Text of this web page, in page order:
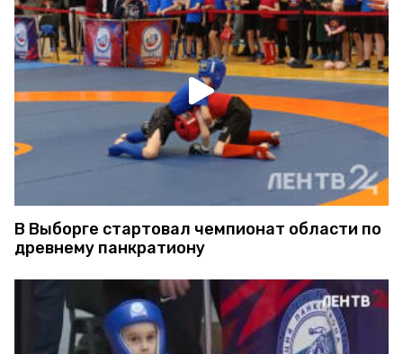
В Выборге стартовал чемпионат области по
древнему панкратиону